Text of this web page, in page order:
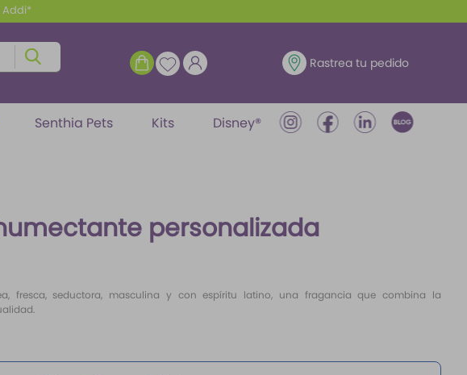
ENTRAR Rastrea tu pedido
Senthia Pets Kits
Disney®
personalizada
fresca, seductora, masculina y con espíritu latino, una fragancia que combina la